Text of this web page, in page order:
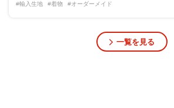
#輸入生地 #着物 #オーダーメイド
一覧を見る